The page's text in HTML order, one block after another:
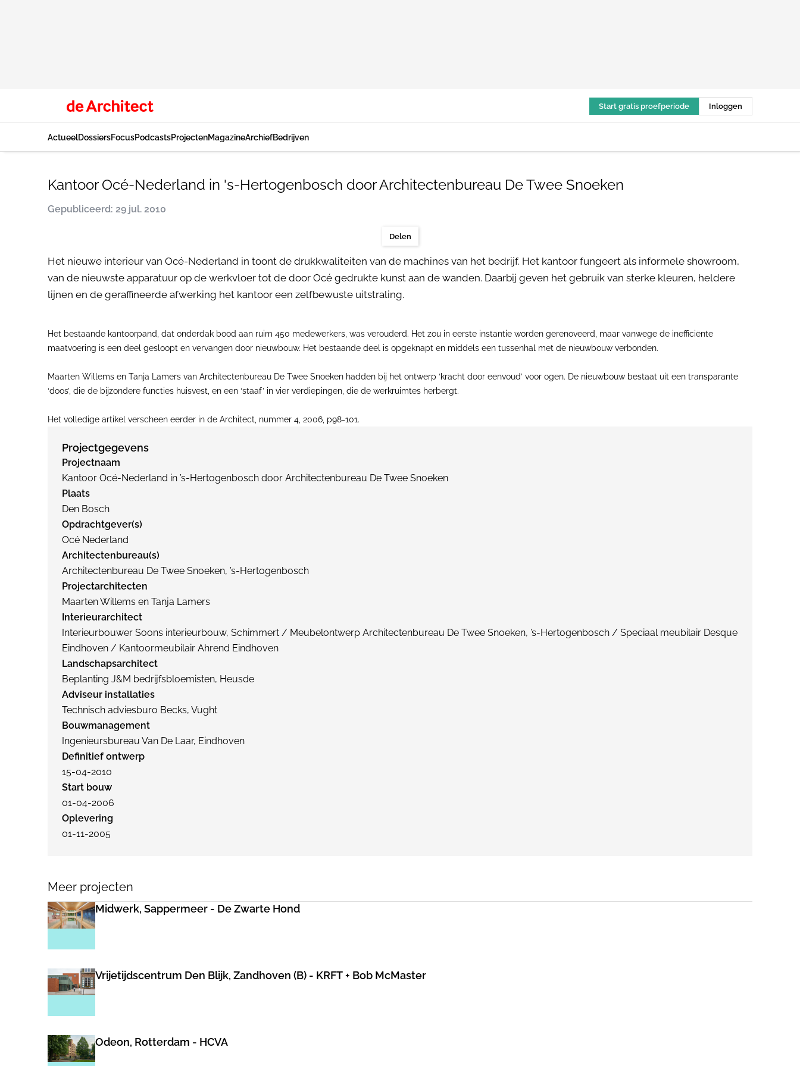
Start gratis proefperiode Inloggen
ActueelDossiersFocusPodcastsProjectenMagazineArchiefBedrijven
Kantoor Océ-Nederland in 's-Hertogenbosch door Architectenbureau De Twee Snoeken
Gepubliceerd: 29 jul. 2010
Delen
Het nieuwe interieur van Océ-Nederland in toont de drukkwaliteiten van de machines van het bedrijf. Het kantoor fungeert als informele showroom,
van de nieuwste apparatuur op de werkvloer tot de door Océ gedrukte kunst aan de wanden. Daarbij geven het gebruik van sterke kleuren, heldere
lijnen en de geraffineerde afwerking het kantoor een zelfbewuste uitstraling.
Het bestaande kantoorpand, dat onderdak bood aan ruim 450 medewerkers, was verouderd. Het zou in eerste instantie worden gerenoveerd, maar vanwege de inefficiënte
maatvoering is een deel gesloopt en vervangen door nieuwbouw. Het bestaande deel is opgeknapt en middels een tussenhal met de nieuwbouw verbonden.
Maarten Willems en Tanja Lamers van Architectenbureau De Twee Snoeken hadden bij het ontwerp ‘kracht door eenvoud’ voor ogen. De nieuwbouw bestaat uit een transparante
‘doos’, die de bijzondere functies huisvest, en een ‘staaf’ in vier verdiepingen, die de werkruimtes herbergt.
Het volledige artikel verscheen eerder in de Architect, nummer 4, 2006, p98-101.
Projectgegevens
Projectnaam
Kantoor Océ-Nederland in ’s-Hertogenbosch door Architectenbureau De Twee Snoeken
Plaats
Den Bosch
Opdrachtgever(s)
Océ Nederland
Architectenbureau(s)
Architectenbureau De Twee Snoeken, ’s-Hertogenbosch
Projectarchitecten
Maarten Willems en Tanja Lamers
Interieurarchitect
Interieurbouwer Soons interieurbouw, Schimmert / Meubelontwerp Architectenbureau De Twee Snoeken, ’s-Hertogenbosch / Speciaal meubilair Desque
Eindhoven / Kantoormeubilair Ahrend Eindhoven
Landschapsarchitect
Beplanting J&M bedrijfsbloemisten, Heusde
Adviseur installaties
Technisch adviesburo Becks, Vught
Bouwmanagement
Ingenieursbureau Van De Laar, Eindhoven
Definitief ontwerp
15-04-2010
Start bouw
01-04-2006
Oplevering
01-11-2005
Meer projecten
Midwerk, Sappermeer - De Zwarte Hond
Vrijetijdscentrum Den Blijk, Zandhoven (B) - KRFT + Bob McMaster
Odeon, Rotterdam - HCVA